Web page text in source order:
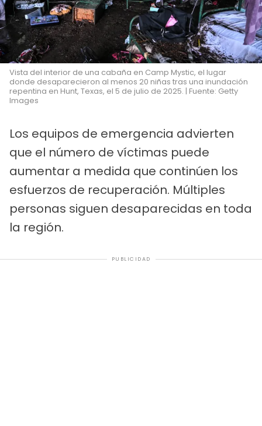
Vista del interior de una cabaña en Camp Mystic, el lugar
donde desaparecieron al menos 20 niñas tras una inundación
repentina en Hunt, Texas, el 5 de julio de 2025. | Fuente: Getty
Images
Los equipos de emergencia advierten
que el número de víctimas puede
aumentar a medida que continúen los
esfuerzos de recuperación. Múltiples
personas siguen desaparecidas en toda
la región.
PUBLICIDAD